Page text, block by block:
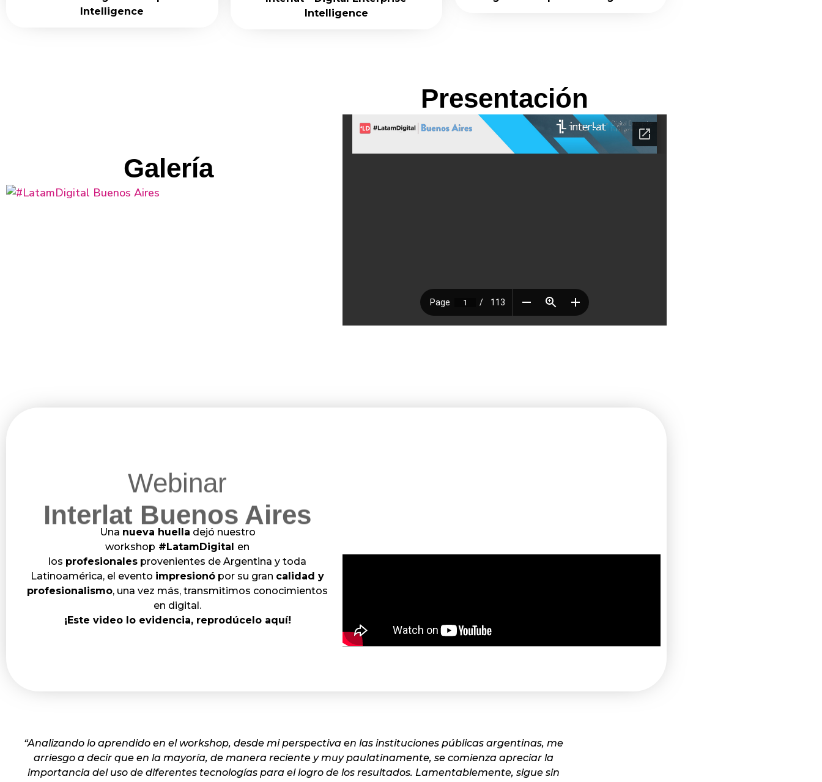
Intelligence
Intelligence
Galería
Presentación
Webinar
Interlat Buenos Aires
Una nueva huella dejó nuestro
workshop #LatamDigital en
los profesionales provenientes de Argentina y toda
Latinoamérica, el evento impresionó por su gran calidad y
profesionalismo, una vez más, transmitimos conocimientos
en digital.
¡Este video lo evidencia, reprodúcelo aquí!
“Analizando lo aprendido en el workshop, desde mi perspectiva en las instituciones públicas argentinas, me
arriesgo a decir que en la mayoría, de manera reciente y muy paulatinamente, se comienza apreciar la
importancia del uso de diferentes tecnologías para el logro de los resultados. Lamentablemente, sigue sin